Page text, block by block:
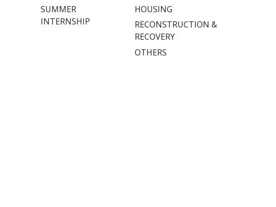
SUMMER
INTERNSHIP
HOUSING
RECONSTRUCTION &
RECOVERY
OTHERS